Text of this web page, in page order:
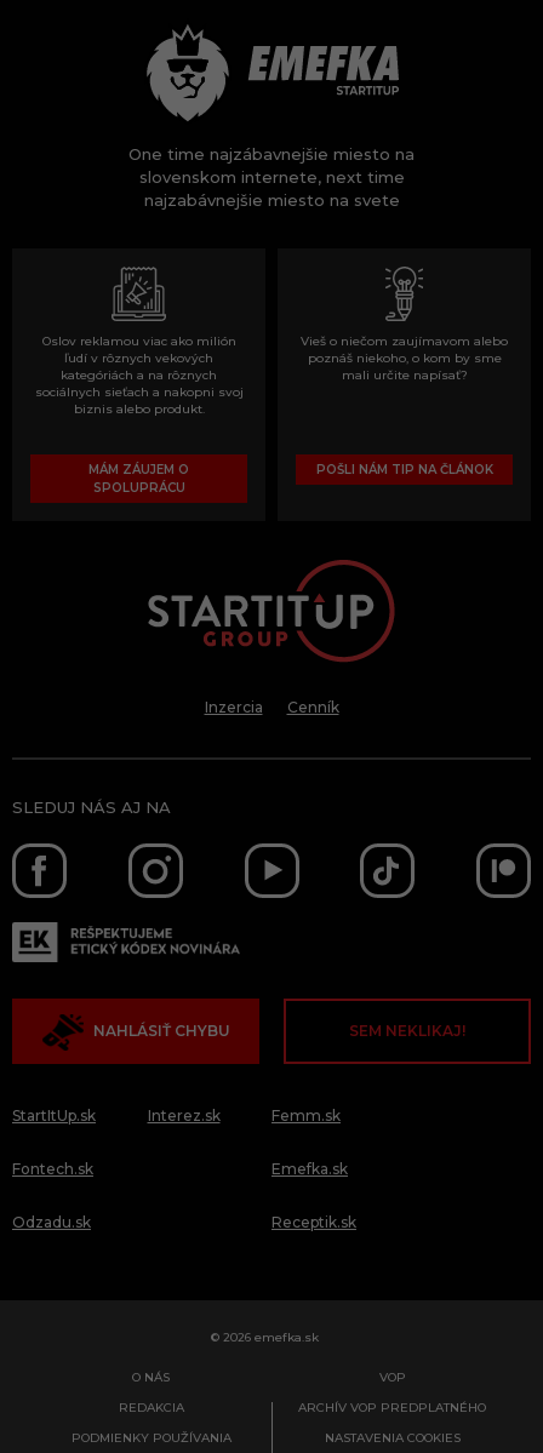
One time najzábavnejšie miesto na
slovenskom internete, next time
najzabávnejšie miesto na svete
Oslov reklamou viac ako milión
ľudí v rôznych vekových
kategóriách a na rôznych
sociálnych sieťach a nakopni svoj
biznis alebo produkt.
MÁM ZÁUJEM O
SPOLUPRÁCU
Vieš o niečom zaujímavom alebo
poznáš niekoho, o kom by sme
mali určite napísať?
POŠLI NÁM TIP NA ČLÁNOK
Inzercia Cenník
SLEDUJ NÁS AJ NA
NAHLÁSIŤ CHYBU SEM NEKLIKAJ!
StartItUp.sk
Fontech.sk
Odzadu.sk
Interez.sk Femm.sk
Emefka.sk
Receptik.sk
© 2026 emefka.sk
O NÁS
REDAKCIA
PODMIENKY POUŽÍVANIA
VOP
ARCHÍV VOP PREDPLATNÉHO
NASTAVENIA COOKIES